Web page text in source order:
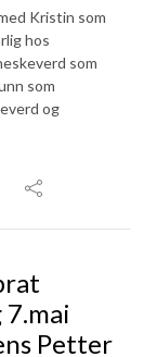
Kristin som
hos
som
som
og
Petter